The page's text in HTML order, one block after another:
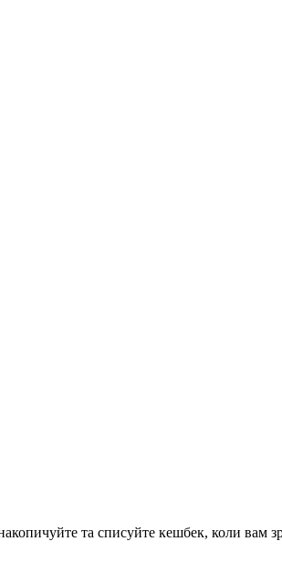
та списуйте кешбек, коли вам